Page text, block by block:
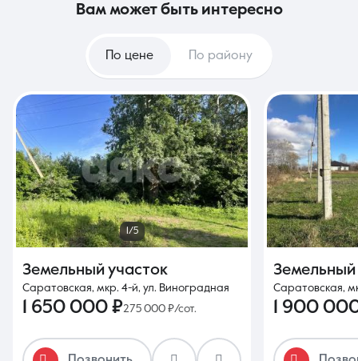
вам может быть интересно
По цене По району
1/5
Земельный участок
Саратовская, мкр. 4-й, ул. Виноградная
1 650 000 ₽275 000 ₽/сот.
Земельный
Саратовская,
1 900